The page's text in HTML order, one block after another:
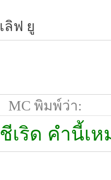
เลิฟ ยู
MC พิมพ์ว่า:
ชีเริด คำนี้เ